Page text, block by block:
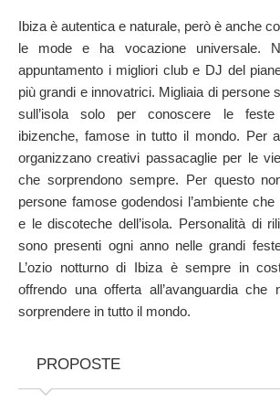
SULLA MAPPA
Arriva sempre a destinazione
Ibiza è autentica e naturale, però è anche
le mode e ha vocazione universale.
appuntamento i migliori club e DJ del
più grandi e innovatrici. Migliaia di persone
sull’isola solo per conoscere le feste
ibizenche, famose in tutto il mondo. Per
organizzano creativi passacaglie per le
che sorprendono sempre. Per questo
persone famose godendosi l’ambiente
e le discoteche dell’isola. Personalità di
sono presenti ogni anno nelle grandi
L’ozio notturno di Ibiza è sempre in
offrendo una offerta all’avanguardia
sorprendere in tutto il mondo.
PROPOSTE